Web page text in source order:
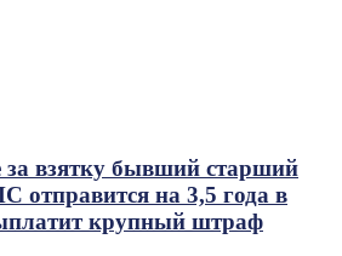
за взятку бывший старший
отправится на 3,5 года в
крупный штраф